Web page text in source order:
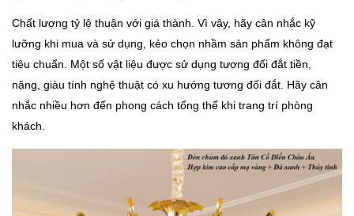
Chất lượng tỷ lệ thuận với giá thành. Vì vậy, hãy cân nhắc kỹ
lưỡng khi mua và sử dụng, kẻo chọn nhầm sản phẩm không đạt
tiêu chuẩn. Một số vật liệu được sử dụng tương đối đắt tiền,
nặng, giàu tính nghệ thuật có xu hướng tương đối đắt. Hãy cân
nhắc nhiều hơn đến phong cách tổng thể khi trang trí phòng
khách.